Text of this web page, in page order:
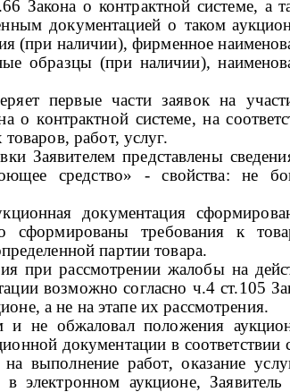
Закона о контрактной системе, а
документацией о таком
(при наличии), фирменное
образцы (при наличии),
первые части заявок на
контрактной системе, на
работ, услуг.
Заявителем представлены
средство» - свойства: не
документация
сформированы требования к
партии товара.
при рассмотрении жалобы на
возможно согласно ч.4 ст.105
а не на этапе их рассмотрения.
и не обжаловал положения
документации в соответствии
выполнение работ, оказание
электронном аукционе,